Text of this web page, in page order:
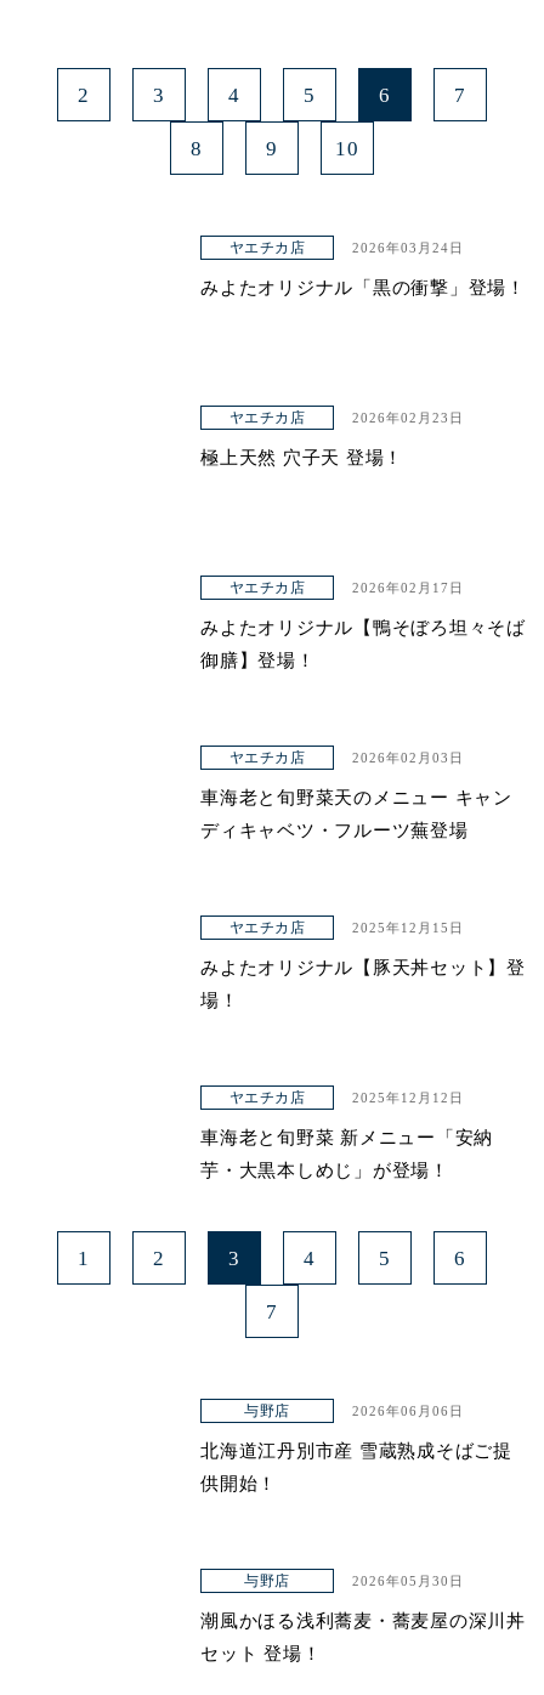
2 3 4 5 6 7
8 9 10
ヤエチカ店 2026年03月24日
みよたオリジナル「黒の衝撃」登場！
ヤエチカ店 2026年02月23日
極上天然 穴子天 登場！
ヤエチカ店 2026年02月17日
みよたオリジナル【鴨そぼろ坦々そば
御膳】登場！
ヤエチカ店 2026年02月03日
車海老と旬野菜天のメニュー キャン
ディキャベツ・フルーツ蕪登場
ヤエチカ店 2025年12月15日
みよたオリジナル【豚天丼セット】登
場！
ヤエチカ店 2025年12月12日
車海老と旬野菜 新メニュー「安納
芋・大黒本しめじ」が登場！
1 2 3 4 5 6
7
与野店 2026年06月06日
北海道江丹別市産 雪蔵熟成そばご提
供開始！
与野店 2026年05月30日
潮風かほる浅利蕎麦・蕎麦屋の深川丼
セット 登場！